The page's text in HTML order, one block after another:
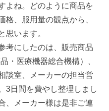
よね。どのように商品を
格、服用量の観点から、
思います。
考にしたのは、販売商品
・医療機器総合機構）、
談室、メーカーの担当営
3日間を費やし整理しまし
、メーカー様は是非ご連